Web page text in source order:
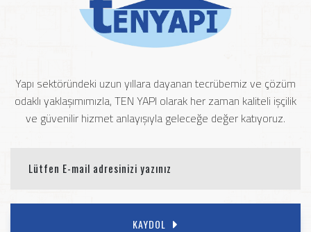
Yapı sektöründeki uzun yıllara dayanan tecrübemiz ve çözüm
odaklı yaklaşımımızla, TEN YAPI olarak her zaman kaliteli işçilik
ve güvenilir hizmet anlayışıyla geleceğe değer katıyoruz.
KAYDOL